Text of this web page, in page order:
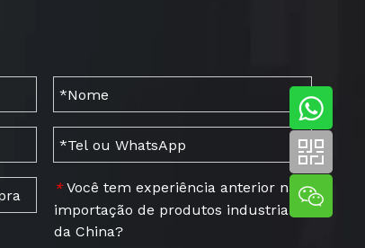
* Você tem experiência anterior na
importação de produtos industriais
da China?